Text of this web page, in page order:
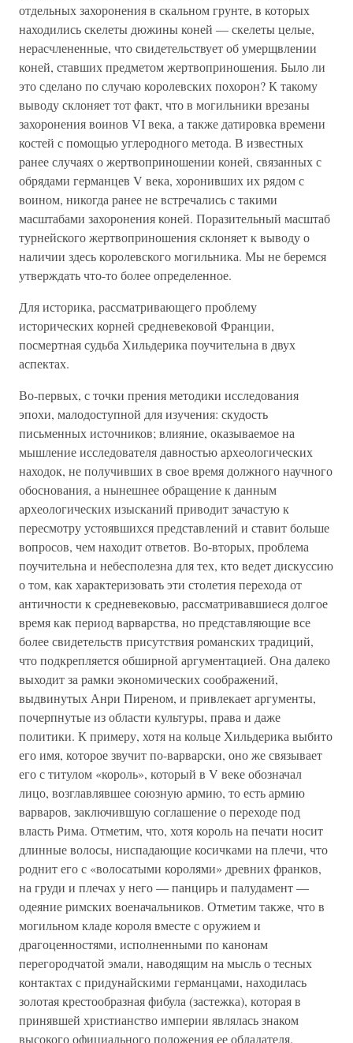
отдельных захоронения в скальном грунте, в которых
находились скелеты дюжины коней — скелеты целые,
нерасчлененные, что свидетельствует об умерщвлении
коней, ставших предметом жертвоприношения. Было ли
это сделано по случаю королевских похорон? К такому
выводу склоняет тот факт, что в могильники врезаны
захоронения воинов VI века, а также датировка времени
костей с помощью углеродного метода. В известных
ранее случаях о жертвоприношении коней, связанных с
обрядами германцев V века, хоронивших их рядом с
воином, никогда ранее не встречались с такими
масштабами захоронения коней. Поразительный масштаб
турнейского жертвоприношения склоняет к выводу о
наличии здесь королевского могильника. Мы не беремся
утверждать что-то более определенное.
Для историка, рассматривающего проблему
исторических корней средневековой Франции,
посмертная судьба Хильдерика поучительна в двух
аспектах.
Во-первых, с точки прения методики исследования
эпохи, малодоступной для изучения: скудость
письменных источников; влияние, оказываемое на
мышление исследователя давностью археологических
находок, не получивших в свое время должного научного
обоснования, а нынешнее обращение к данным
археологических изысканий приводит зачастую к
пересмотру устоявшихся представлений и ставит больше
вопросов, чем находит ответов. Во-вторых, проблема
поучительна и небесполезна для тех, кто ведет дискуссию
о том, как характеризовать эти столетия перехода от
античности к средневековью, рассматривавшиеся долгое
время как период варварства, но представляющие все
более свидетельств присутствия романских традиций,
что подкрепляется обширной аргументацией. Она далеко
выходит за рамки экономических соображений,
выдвинутых Анри Пиреном, и привлекает аргументы,
почерпнутые из области культуры, права и даже
политики. К примеру, хотя на кольце Хильдерика выбито
его имя, которое звучит по-варварски, оно же связывает
его с титулом «король», который в V веке обозначал
лицо, возглавлявшее союзную армию, то есть армию
варваров, заключившую соглашение о переходе под
власть Рима. Отметим, что, хотя король на печати носит
длинные волосы, ниспадающие косичками на плечи, что
роднит его с «волосатыми королями» древних франков,
на груди и плечах у него — панцирь и палудамент —
одеяние римских военачальников. Отметим также, что в
могильном кладе короля вместе с оружием и
драгоценностями, исполненными по канонам
перегородчатой эмали, наводящим на мысль о тесных
контактах с придунайскими германцами, находилась
золотая крестообразная фибула (застежка), которая в
принявшей христианство империи являлась знаком
высокого официального положения ее обладателя.